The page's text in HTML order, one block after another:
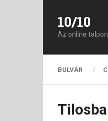
10/10
Az online
BULVÁR